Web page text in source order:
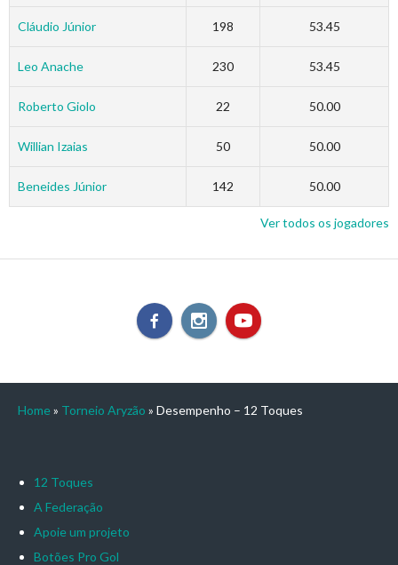
Cláudio Júnior 198 53.45
Leo Anache 230 53.45
Roberto Giolo 22 50.00
Willian Izaias 50 50.00
Beneides Júnior 142 50.00
Ver todos os jogadores
Home » Torneio Aryzão » Desempenho – 12 Toques
12 Toques
A Federação
Apoie um projeto
Botões Pro Gol